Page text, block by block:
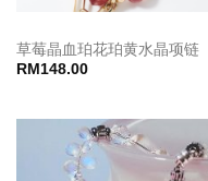
草莓晶血珀花珀黄水晶项链
RM 148.00